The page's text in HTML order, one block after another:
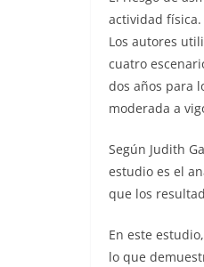
actividad
Los autores
cuatro
dos años para
moderada a
Según Judith
estudio es el
que los
En este
lo que